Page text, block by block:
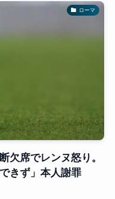
ローマ
欠席でレンヌ怒り。
きず」本人謝罪